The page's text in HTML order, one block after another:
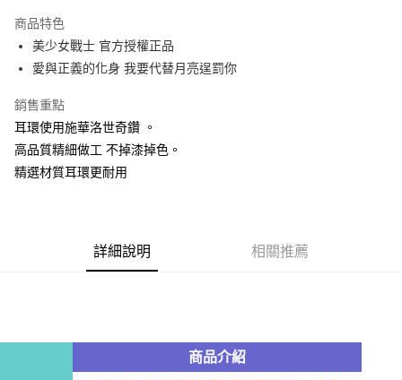
Apple Pay
街口支付
悠遊付
AFTEE先享後付
相關說明
２．便利：只要手機號碼，簡訊認證，即可結帳。
２．訂單成立數日內，您將收到繳費通知簡訊。
３．收到繳費通知簡訊後14天內，點擊此簡訊中的連結，可透過四大超商／
全家付款取貨
每筆NT$60，滿NT$499(含以上)免運費
商品特色
美少女戰士 官方授權正品
愛與正義的化身 我要代替月亮逞罰你
銷售重點
耳環使用施華洛世奇鑽 。
高品質精細做工 不掉漆掉色。
精選材質耳環更耐用
詳細說明 相關推薦
商品介紹